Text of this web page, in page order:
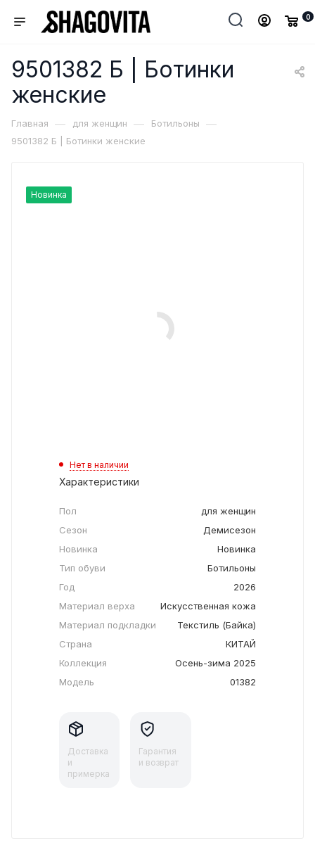
0
9501382 Б | Ботинки
женские
Главная — для женщин — Ботильоны —
9501382 Б | Ботинки женские
Новинка
Нет в наличии
Характеристики
Пол
для женщин
Сезон
Демисезон
Новинка
Новинка
Тип обуви
Ботильоны
Год
2026
Материал верха
Искусственная кожа
Материал подкладки
Текстиль (Байка)
Страна
КИТАЙ
Коллекция
Осень-зима 2025
Модель
01382
Доставка
и
примерка
Гарантия
и возврат